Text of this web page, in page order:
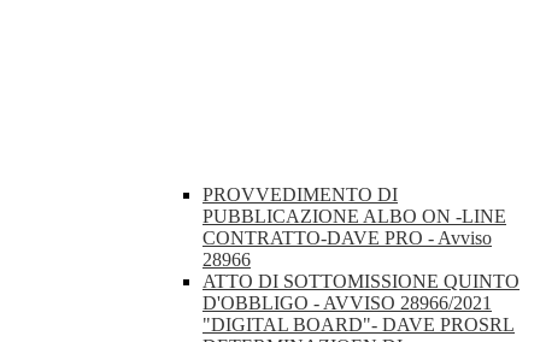
PROVVEDIMENTO DI
PUBBLICAZIONE ALBO ON -LINE
CONTRATTO-DAVE PRO - Avviso
28966
ATTO DI SOTTOMISSIONE QUINTO
D'OBBLIGO - AVVISO 28966/2021
"DIGITAL BOARD"- DAVE PROSRL